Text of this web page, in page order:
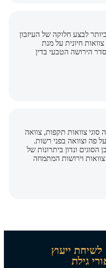
לבצע חלוקה של העיזבון
חיונית על מנת
הירושה הטבעי בדין
צוואות תקפות, צוואה
פה וצוואה בפני רשות.
ונדון ביתרונות של
צוואות וירושות המתמחה
ייעוץ
גילת